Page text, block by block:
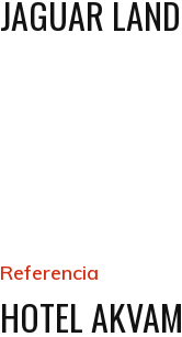
JAGUAR
Referencia
HOTEL